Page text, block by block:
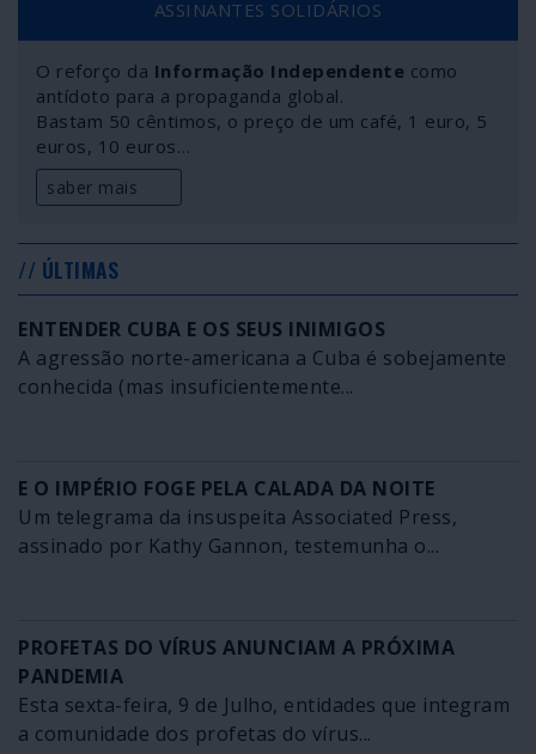
risco” mas sim uma estratégia deliberada – para todos
os efeitos, uma estratégia terrorista.
ASSINANTES SOLIDÁRIOS
O reforço da Informação Independente como
antídoto para a propaganda global.
Bastam 50 cêntimos, o preço de um café, 1 euro, 5
euros, 10 euros…
saber mais
// ÚLTIMAS
ENTENDER CUBA E OS SEUS INIMIGOS
A agressão norte-americana a Cuba é sobejamente
conhecida (mas insuficientemente...
E O IMPÉRIO FOGE PELA CALADA DA NOITE
Um telegrama da insuspeita Associated Press,
assinado por Kathy Gannon, testemunha o...
PROFETAS DO VÍRUS ANUNCIAM A PRÓXIMA
PANDEMIA
Esta sexta-feira, 9 de Julho, entidades que integram
a comunidade dos profetas do vírus...